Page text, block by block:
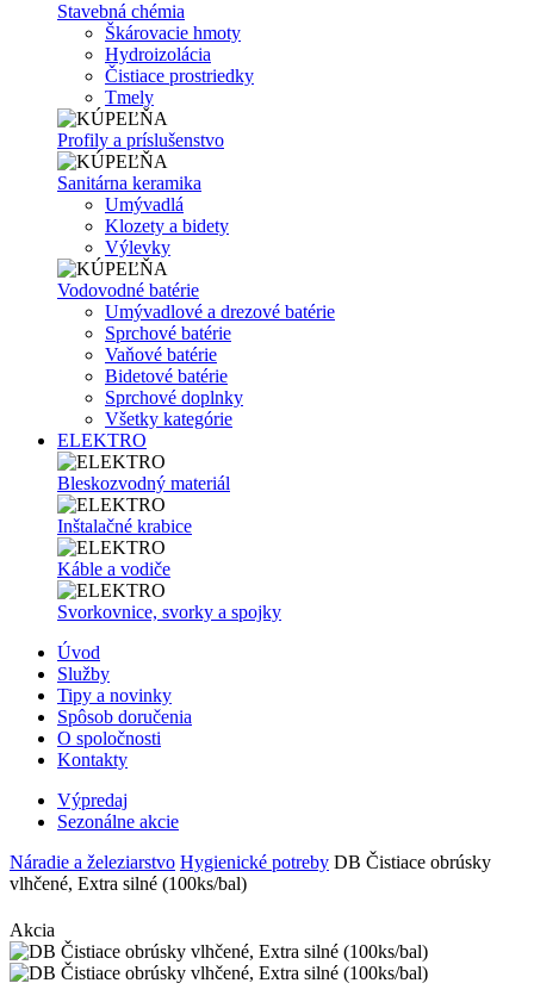
Stavebná chémia
Škárovacie hmoty
Hydroizolácia
Čistiace prostriedky
Tmely
Profily a príslušenstvo
Sanitárna keramika
Umývadlá
Klozety a bidety
Výlevky
Vodovodné batérie
Umývadlové a drezové batérie
Sprchové batérie
Vaňové batérie
Bidetové batérie
Sprchové doplnky
Všetky kategórie
ELEKTRO
Bleskozvodný materiál
Inštalačné krabice
Káble a vodiče
Svorkovnice, svorky a spojky
Úvod
Služby
Tipy a novinky
Spôsob doručenia
O spoločnosti
Kontakty
Výpredaj
Sezonálne akcie
Náradie a železiarstvo Hygienické potreby DB Čistiace obrúsky
vlhčené, Extra silné (100ks/bal)
Akcia